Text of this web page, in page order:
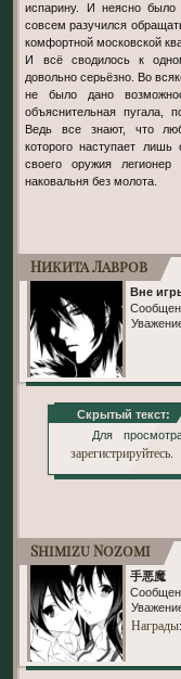
испарину. И неясно
совсем разучился
комфортной московской
И всё сводилось к
довольно серьёзно. Во
не было дано
объяснительная пугала,
Ведь все знают, что
которого наступает
своего оружия
наковальня без молота.
Никита Лавров
Вне
Скрытый текст:
Для
зарегистрируйтесь.
Shimizu Nozomi
手悪魔
Награды